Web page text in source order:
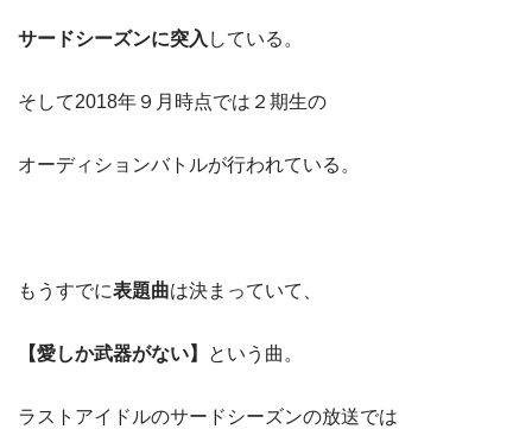
サードシーズンに突入 している。
そして2018年９月時点では２期生の
オーディションバトルが行われている。
もうすでに表題曲は決まっていて、
【愛しか武器がない】 という曲。
ラストアイドルのサードシーズンの放送では